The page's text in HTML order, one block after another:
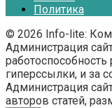
Политика
© 2026 Info-lite:
Администрация
гиперссылки, и за
Администрация
авторов статей,